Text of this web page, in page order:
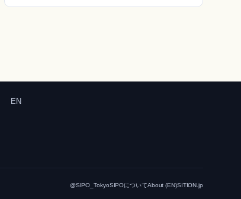
EN
@SIPO_TokyoSIPOについてAbout (EN)SITION.jp